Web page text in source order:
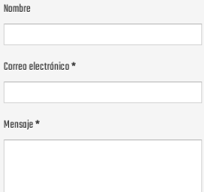
Nombre
Correo electrónico*
Mensaje*